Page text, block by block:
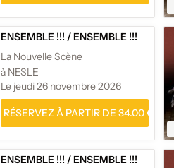
ENSEMBLE !!! /ENSEMBLE !!!
La Nouvelle Scène
à NESLE
Le jeudi 26 novembre 2026
RÉSERVEZ À PARTIR DE 34.00 €
ENSEMBLE !!! /ENSEMBLE !!!